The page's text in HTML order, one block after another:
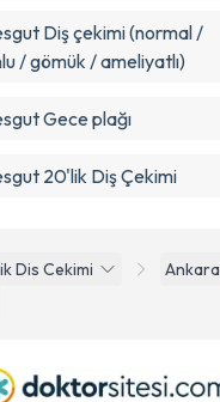
Dis Cekimi
Ankara
Diş çekimi (normal /
/ gömük / ameliyatlı)
Gece plağı
20'lik Diş Çekimi